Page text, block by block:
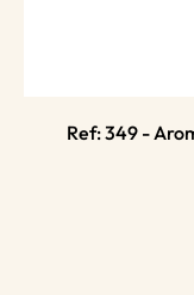
Ref: 349 -